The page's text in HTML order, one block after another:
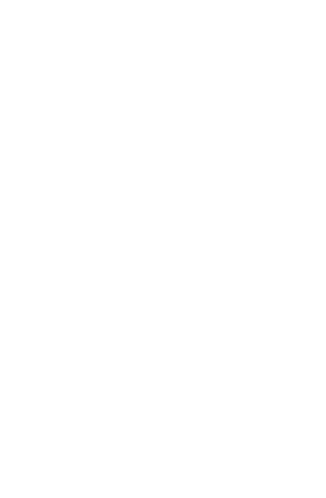
Sve sadržaje sajta koristite na